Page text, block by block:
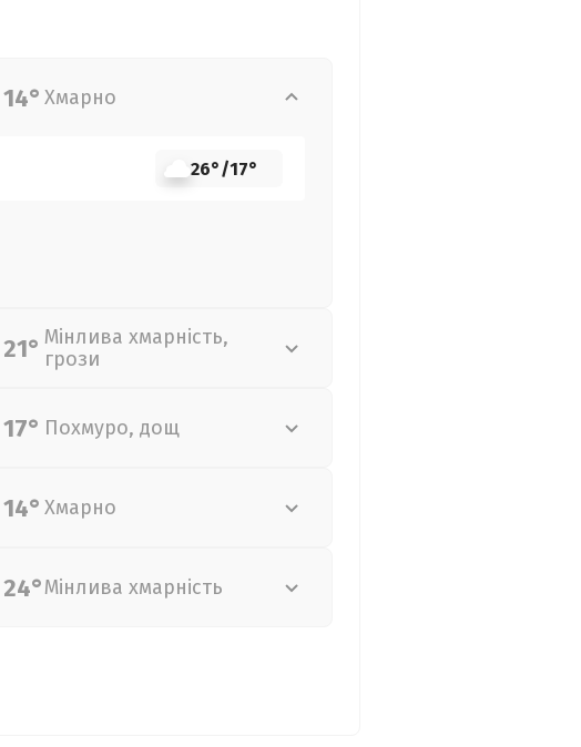
14° Хмарно
26°/17°
21° Мінлива хмарність,
грози
17° Похмуро, дощ
14° Хмарно
24°Мінлива хмарність